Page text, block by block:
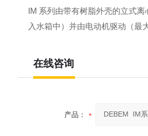
IM 系列由带有树脂外壳的立式
入水箱中）并由电动机驱动（最
在线咨询
产品：